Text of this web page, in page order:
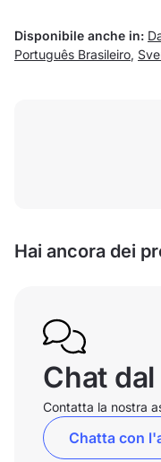
Disponibile anche in:
Português Brasileiro,
Hai ancora dei
Chat
Contatta la nostra
Chatta con